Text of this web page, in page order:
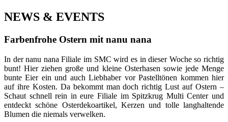
NEWS & EVENTS
Farbenfrohe Ostern mit nanu nana
In der nanu nana Filiale im SMC wird es in dieser Woche so richtig
bunt! Hier ziehen große und kleine Osterhasen sowie jede Menge
bunte Eier ein und auch Liebhaber vor Pastelltönen kommen hier
auf ihre Kosten. Da bekommt man doch richtig Lust auf Ostern –
Schaut schnell rein in eure Filiale im Spitzkrug Multi Center und
entdeckt schöne Osterdekoartikel, Kerzen und tolle langhaltende
Blumen die niemals verwelken.